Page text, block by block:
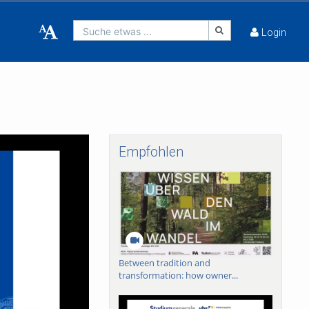
Suche etwas ... Login
Empfohlen
Between tradition and
transformation: how owner...